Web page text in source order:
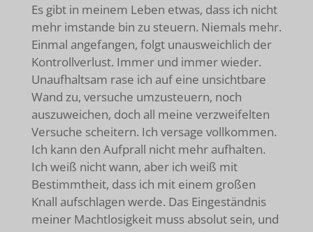
Es gibt in meinem Leben etwas, dass ich nicht
mehr imstande bin zu steuern. Niemals mehr.
Einmal angefangen, folgt unausweichlich der
Kontrollverlust. Immer und immer wieder.
Unaufhaltsam rase ich auf eine unsichtbare
Wand zu, versuche umzusteuern, noch
auszuweichen, doch all meine verzweifelten
Versuche scheitern. Ich versage vollkommen.
Ich kann den Aufprall nicht mehr aufhalten.
Ich weiß nicht wann, aber ich weiß mit
Bestimmtheit, dass ich mit einem großen
Knall aufschlagen werde. Das Eingeständnis
meiner Machtlosigkeit muss absolut sein, und